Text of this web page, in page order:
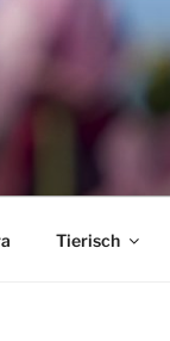
Tierisch